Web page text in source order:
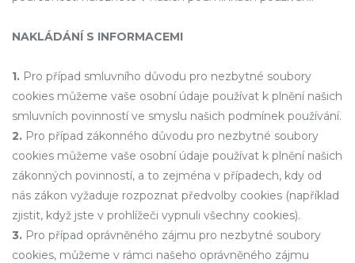
NAKLÁDÁNÍ S INFORMACEMI
1. Pro případ smluvního důvodu pro nezbytné soubory
cookies můžeme vaše osobní údaje používat k plnění našich
smluvních povinností ve smyslu našich podmínek používání.
2. Pro případ zákonného důvodu pro nezbytné soubory
cookies můžeme vaše osobní údaje používat k plnění našich
zákonných povinností, a to zejména v případech, kdy od
nás zákon vyžaduje rozpoznat předvolby cookies (například
zjistit, když jste v prohlížeči vypnuli všechny cookies).
3. Pro případ oprávněného zájmu pro nezbytné soubory
cookies, můžeme v rámci našeho oprávněného zájmu